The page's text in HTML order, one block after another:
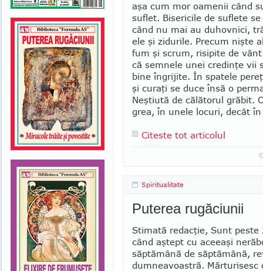
aşa cum mor oamenii când
suflet. Bisericile de suflete se
când nu mai au duhovnici,
ele şi zidurile. Precum nişte
fum şi scrum, risipite de
că semnele unei credinţe vii
bine în­grijite. În spatele
şi curaţi se duce însă o
Neştiută de călătorul gră­bit.
grea, în unele locuri, decât
Citeste tot articolul
Spiritualitate
Puterea rugăciunii
Stimată redacţie, Sunt peste
când aştept cu aceeaşi
săptămână de săptă­mână,
dumneavoastră. Mărturi­sesc